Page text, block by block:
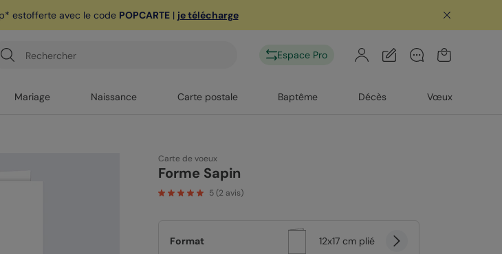
estofferte avec le code POPCARTE| je télécharge
Espace Pro
Mariage Naissance Carte postale Baptême Décès Vœux
Carte de voeux
Forme Sapin
5(2 avis)
Format 12x17 cm plié